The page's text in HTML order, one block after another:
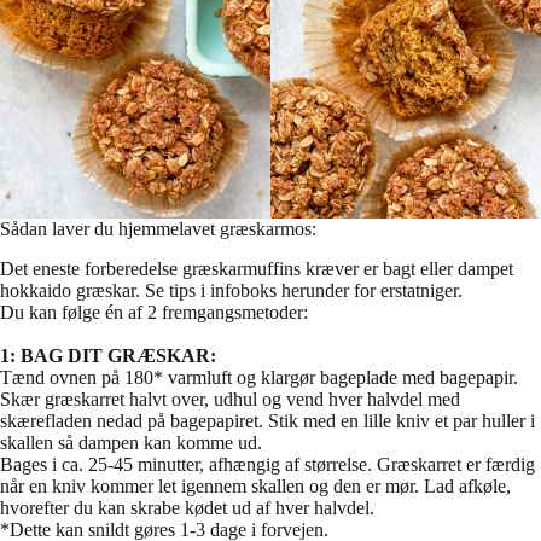
Sådan laver du hjemmelavet græskarmos:
Det eneste forberedelse græskarmuffins kræver er bagt eller dampet
hokkaido græskar. Se tips i infoboks herunder for erstatniger.
Du kan følge én af 2 fremgangsmetoder:
1: BAG DIT GRÆSKAR:
Tænd ovnen på 180* varmluft og klargør bageplade med bagepapir.
Skær græskarret halvt over, udhul og vend hver halvdel med
skærefladen nedad på bagepapiret. Stik med en lille kniv et par huller i
skallen så dampen kan komme ud.
Bages i ca. 25-45 minutter, afhængig af størrelse. Græskarret er færdig
når en kniv kommer let igennem skallen og den er mør. Lad afkøle,
hvorefter du kan skrabe kødet ud af hver halvdel.
*Dette kan snildt gøres 1-3 dage i forvejen.